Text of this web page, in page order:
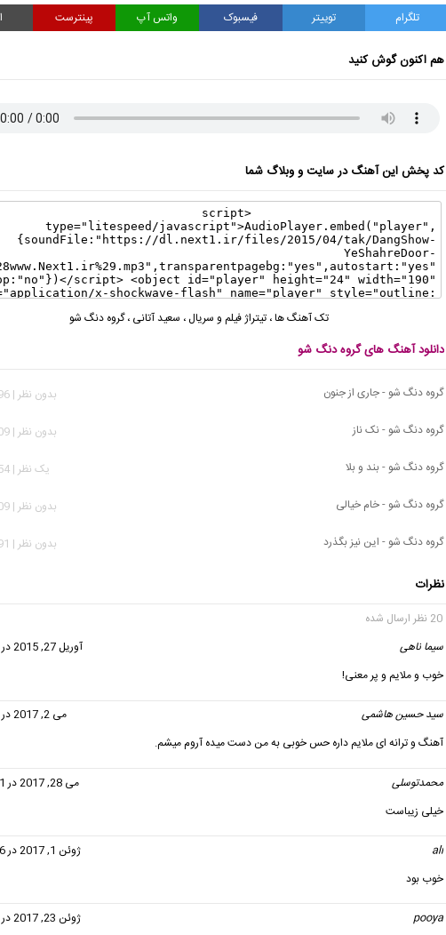
تلگرام توییتر فیسبوک واتس آپ پینترست
هم اکنون گوش کنید
کد پخش این آهنگ در سایت و وبلاگ شما
تک آهنگ ها، تیتراژ فیلم و سریال ، سعید آتانی ،گروه دنگ شو
دانلود آهنگ های گروه دنگ شو
گروه دنگ شو - جاری از جنون
بدون نظر | 2,596 بازدید
گروه دنگ شو - نک ناز
بدون نظر | 3,609 بازدید
گروه دنگ شو - بند و بلا
يک نظر | 2,654 بازدید
گروه دنگ شو - خام خیالی
بدون نظر | 3,409 بازدید
گروه دنگ شو - این نیز بگذرد
بدون نظر | 2,491 بازدید
نظرات
20 نظر ارسال شده
سیما ناهی
آوریل 27, 2015 در 5:22 ب.ظ
خوب و ملایم و پر معنی!
سید حسین هاشمی
می 2, 2017 در 3:15 ب.ظ
آهنگ و ترانه ای ملایم داره حس خوبی به من دست میده آروم میشم.
محمدتوسلی
می 28, 2017 در 10:31 ب.ظ
خیلی زیباست
ali
ژوئن 1, 2017 در 12:46 ب.ظ
خوب بود
pooya ژوئن 23, 2017 در 9:15 ب.ظ